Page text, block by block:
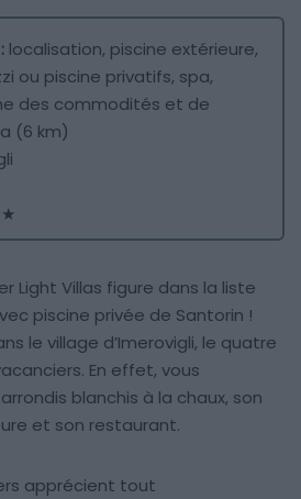
localisation, piscine extérieure,
ou piscine privatifs, spa,
des commodités et de
(6 km)
Light Villas figure dans la liste
piscine privée de Santorin !
le village d’Imerovigli, le quatre
En effet, vous
blanchis à la chaux, son
et son restaurant.
apprécient tout